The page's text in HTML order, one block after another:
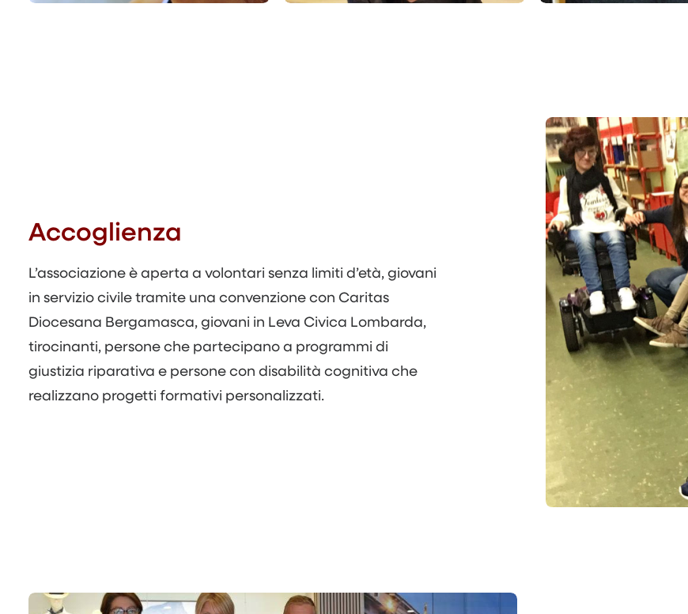
Accoglienza
L’associazione è aperta a volontari senza limiti d’età, giovani
in servizio civile tramite una convenzione con Caritas
Diocesana Bergamasca, giovani in Leva Civica Lombarda,
tirocinanti, persone che partecipano a programmi di
giustizia riparativa e persone con disabilità cognitiva che
realizzano progetti formativi personalizzati.